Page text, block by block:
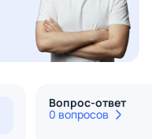
Вопрос-ответ
0 вопросов